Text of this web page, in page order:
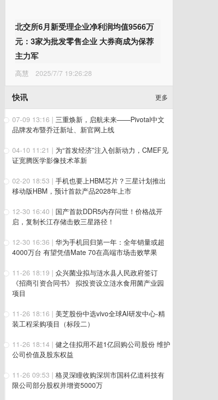
北交所6月新受理企业净利润均值9566万
元：3家为批发零售企业 大券商成为保荐
主力军
高慧 2025/7/7 19:26:28
快讯 更多
07-09 13:16 | 三重焕新，启航未来——Pivotal中文
品牌发布暨乔迁新址、新官网上线
04-10 11:21 | 为“首发经济”注入创新动力，CMEF见
证宽腾医学影像技术革新
02-20 18:53 | 手机也要上HBM芯片？三星计划推出
移动版HBM，预计首款产品2028年上市
12-30 16:40 | 国产首款DDR5内存问世！价格战开
启，复制长江存储击败三星路径！
12-30 16:36 | 华为手机回归第一年：全年销量或超
4000万台 有望凭借Mate 70在高端市场击败苹果
11-26 18:19 | 众兴菌业拟与涟水县人民政府签订
《招商引资合同书》 拟投资设立涟水食用菌产业园
项目
11-26 18:16 | 美芝股份中选vivo全球AI研发中心-精
装工程采购项目（标段二）
11-26 18:14 | 健之佳拟用不超1亿回购公司股份 维护
公司价值及股东权益
11-26 09:53 | 格灵深瞳收购深圳市国科亿道科技有
限公司部分股权并增资5000万